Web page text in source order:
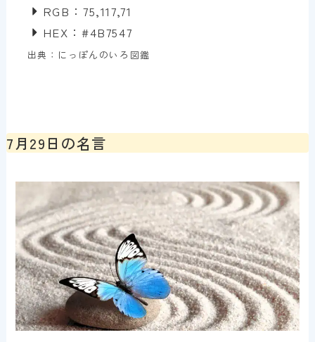
RGB：75,117,71
HEX：#4B7547
出典：にっぽんのいろ図鑑
7月29日の名言